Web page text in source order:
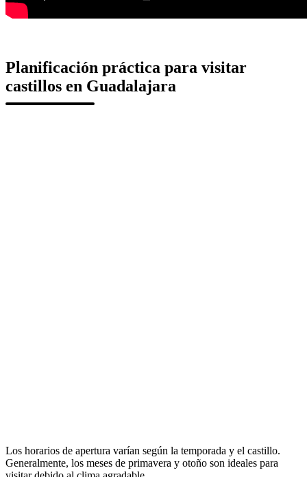
Planificación práctica para visitar
castillos en Guadalajara
Los horarios de apertura varían según la temporada y el castillo.
Generalmente, los meses de primavera y otoño son ideales para